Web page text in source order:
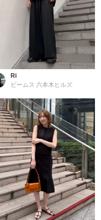
Ri
ビームス 六本木ヒルズ